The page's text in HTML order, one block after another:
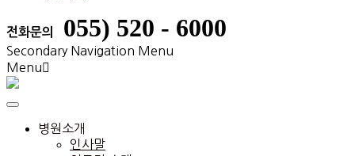
전화문의 055) 520 - 6000
Secondary Navigation Menu
Menu
병원소개
인사말